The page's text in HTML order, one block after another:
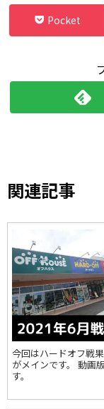
Pocket
関連記事
今回はハードオフ戦
がメインです。 動画
す。